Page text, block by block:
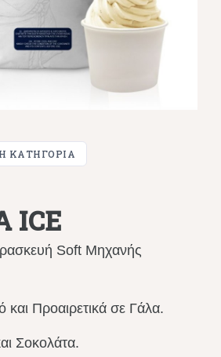
ΚΑΤΗΓΟΡΊΑ
ICE
Soft Μηχανής
και Προαιρετικά σε Γάλα.
Σοκολάτα.